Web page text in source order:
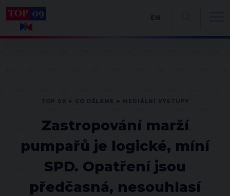
Zastropování marží
pumpařů je logické, míní
SPD. Opatření jsou
předčasná, nesouhlasí